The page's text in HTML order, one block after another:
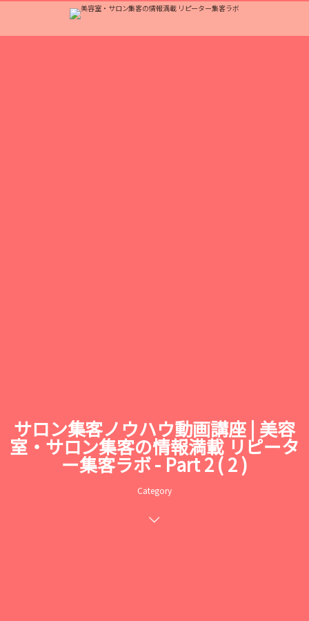
サロン集客ノウハウ動画講座 | 美容
室・サロン集客の情報満載 リピータ
ー集客ラボ - Part 2 ( 2 )
Category